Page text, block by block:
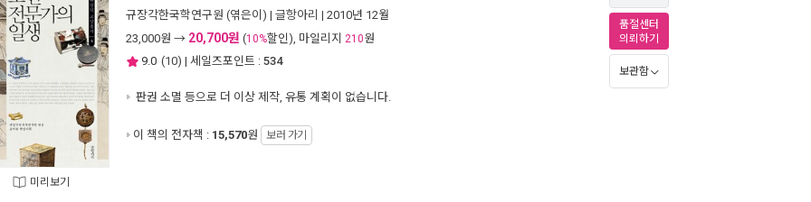
미리보기
규장각한국학연구원 (엮은이) | 글항아리 | 2010년 12월
23,000원 → 20,700원 (10%할인), 마일리지 210원
9.0 (10) | 세일즈포인트 : 534
판권 소멸 등으로 더 이상 제작, 유통 계획이 없습니다.
이 책의 전자책 : 15,570원 보러 가기
품절센터
의뢰하기
보관함